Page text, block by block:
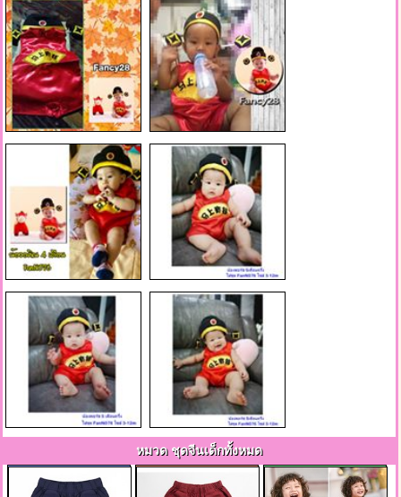
หมวด ชุดจีนเด็กทั้งหมด